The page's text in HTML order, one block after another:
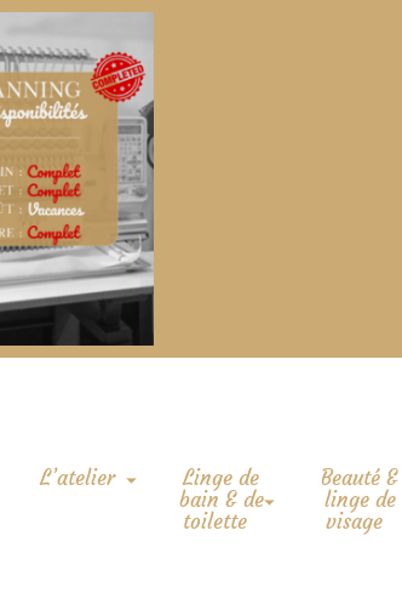
L’atelier
Linge de
bain & de
toilette
Beauté &
linge de
visage